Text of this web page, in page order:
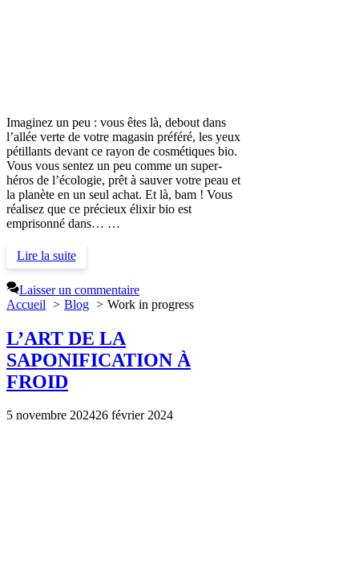
Imaginez un peu : vous êtes là, debout dans
l’allée verte de votre magasin préféré, les yeux
pétillants devant ce rayon de cosmétiques bio.
Vous vous sentez un peu comme un super-
héros de l’écologie, prêt à sauver votre peau et
la planète en un seul achat. Et là, bam ! Vous
réalisez que ce précieux élixir bio est
emprisonné dans… …
Lire la suite
Laisser un commentaire
Accueil
Blog Work in progress
L’ART DE LA
SAPONIFICATION À
FROID
5 novembre 202426 février 2024